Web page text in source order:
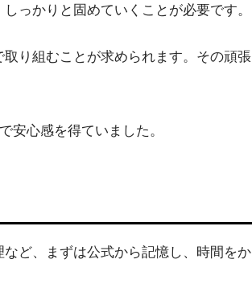
っかりと固めていくことが必要です。
り組むことが求められます。その頑張
安心感を得ていました。
ど、まずは公式から記憶し、時間をか